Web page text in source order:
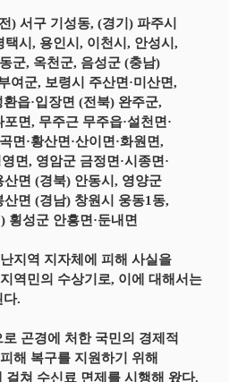
) 서구 기성동, (경기) 파주시
택시, 용인시, 이천시, 안성시,
군, 옥천군, 음성군 (충남)
여군, 보령시 주산면·미산면,
읍·입장면 (전북) 완주군,
면, 무주근 무주읍·설천면·
면·황산면·산이면·화원면,
면, 영암군 금정면·시종면·
산면 (경북) 안동시, 영양군
산면 (경남) 창원시 웅동1동,
횡성군 안흥면·둔내면
지역 지자체에 피해 사실을
역민의 수상기로, 이에 대해서는
다.
곤경에 처한 국민의 경제적
해 복구를 지원하기 위해
걸쳐 수신료 면제를 시행해 왔다.